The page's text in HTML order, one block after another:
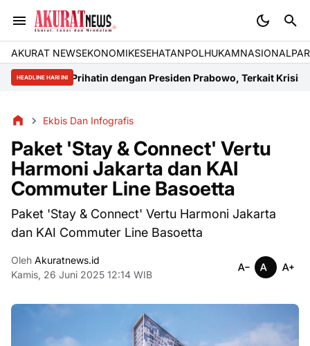
AKURAT NEWSEKONOMIKESEHATANPOLHUKAMNASIONAL
HEADLINE HARI INI
Prihatin dengan Presiden Prabowo, Terkait Krisis Energi di
Ekbis Dan Infografis
Paket 'Stay & Connect' Vertu
Harmoni Jakarta dan KAI
Commuter Line Basoetta
Paket 'Stay & Connect' Vertu Harmoni Jakarta
dan KAI Commuter Line Basoetta
Oleh Akuratnews.id
Kamis, 26 Juni 2025 12:14 WIB